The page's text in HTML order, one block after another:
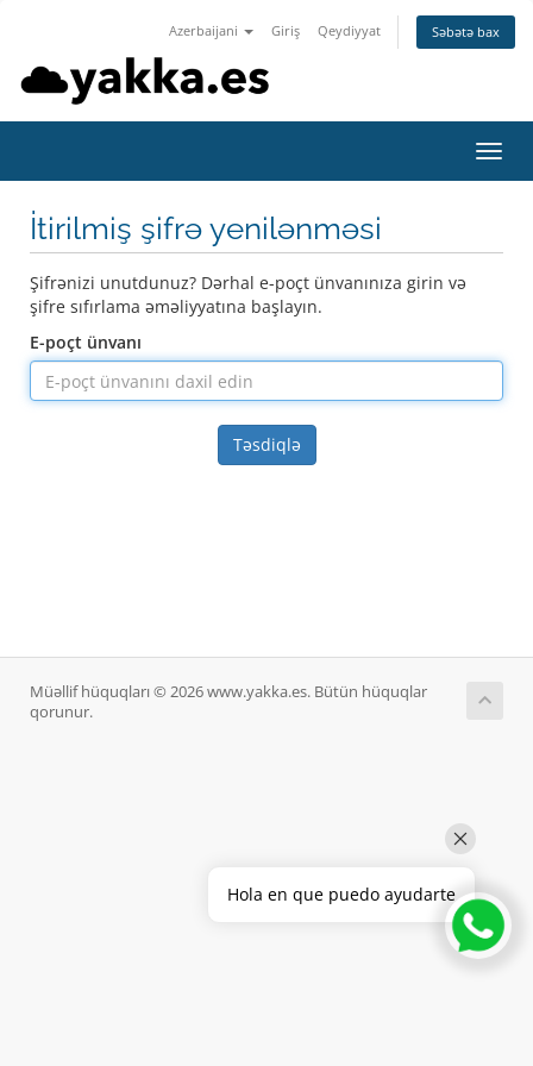
Azerbaijani Giriş Qeydiyyat Səbətə bax
keçid
İtirilmiş şifrə yenilənməsi
Şifrənizi unutdunuz? Dərhal e-poçt ünvanınıza girin və
şifre sıfırlama əməliyyatına başlayın.
E-poçt ünvanı
Təsdiqlə
Müəllif hüquqları © 2026 www.yakka.es. Bütün hüquqlar
qorunur.
Hola en que puedo ayudarte